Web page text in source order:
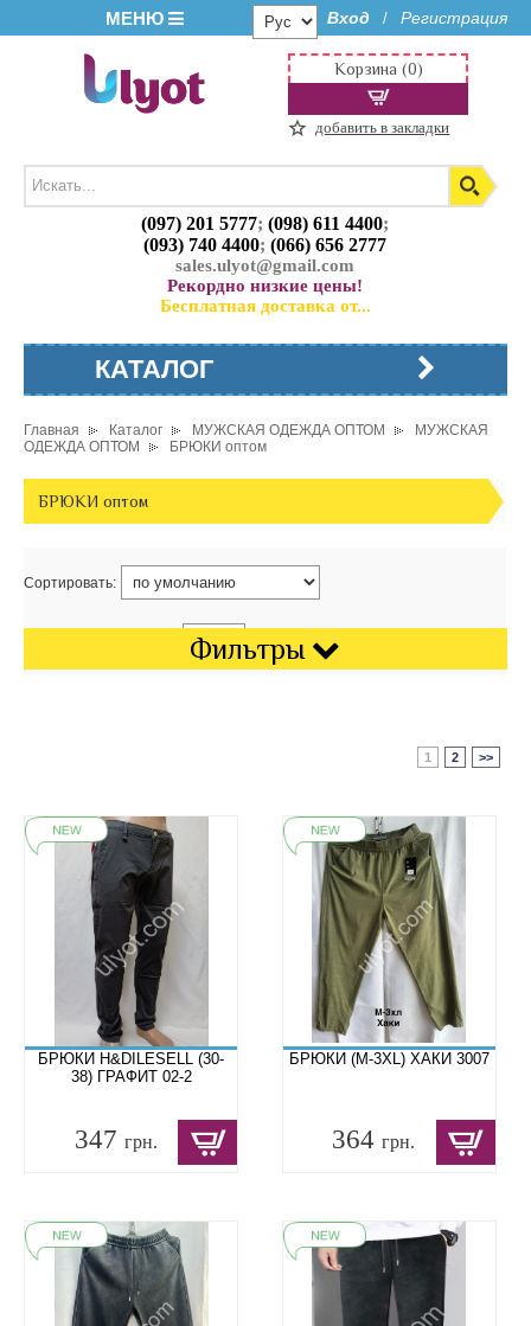
МЕНЮ Вход / Регистрация
(097) 201 5777;(098) 611 4400;
(093) 740 4400;(066) 656 2777
sales.ulyot@gmail.com
Рекордно низкие цены!
Бесплатная доставка от...
Корзина (0)
добавить в закладки
КАТАЛОГ
Главная Каталог МУЖСКАЯ ОДЕЖДА ОПТОМ
МУЖСКАЯ
ОДЕЖДА ОПТОМ
БРЮКИ оптом
Фильтры
БРЮКИ оптом
Сортировать:
1 2 >>
БРЮКИ H&DILESELL (30-
38) ГРАФИТ 02-2
347 грн.
БРЮКИ (M-3XL) ХАКИ 3007
364грн.